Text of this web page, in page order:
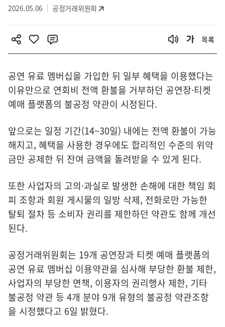
2026.05.06 공정거래위원회
목록
공연 유료 멤버십을 가입한 뒤 일부 혜택을 이용했다는
이유만으로 연회비 전액 환불을 거부하던 공연장·티켓
예매 플랫폼의 불공정 약관이 시정된다.
앞으로는 일정 기간(14~30일) 내에는 전액 환불이 가능
해지고, 혜택을 사용한 경우에도 합리적인 수준의 위약
금만 공제한 뒤 잔여 금액을 돌려받을 수 있게 된다.
또한 사업자의 고의·과실로 발생한 손해에 대한 책임 회
피 조항과 회원 게시물의 일방 삭제, 전화로만 가능한
탈퇴 절차 등 소비자 권리를 제한하던 약관도 함께 개선
된다.
공정거래위원회는 19개 공연장과 티켓 예매 플랫폼의
공연 유료 멤버십 이용약관을 심사해 부당한 환불 제한,
사업자의 부당한 면책, 이용자의 권리행사 제한, 기타
불공정 약관 등 4개 분야 9개 유형의 불공정 약관조항
을 시정했다고 6일 밝혔다.